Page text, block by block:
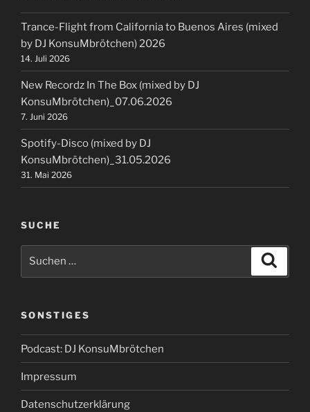
Trance-Flight from California to Buenos Aires (mixed
by DJ KonsuMbrötchen) 2026
14. Juli 2026
New Recordz In The Box (mixed by DJ
KonsuMbrötchen)_07.06.2026
7. Juni 2026
Spotify-Disco (mixed by DJ
KonsuMbrötchen)_31.05.2026
31. Mai 2026
SUCHE
SONSTIGES
Podcast: DJ KonsuMbrötchen
Impressum
Datenschutzerklärung